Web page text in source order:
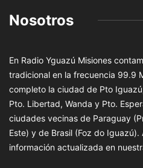
Nosotros
En Radio Yguazú Misiones
tradicional en la frecuencia 99.9
completo la ciudad de Pto
Pto. Libertad, Wanda y Pto.
ciudades vecinas de Paraguay
Este) y de Brasil (Foz do
información actualizada en